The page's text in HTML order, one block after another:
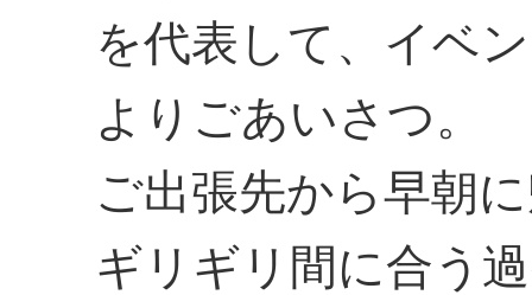
を代表して、イベ
よりごあいさつ。
ご出張先から早朝
ギリギリ間に合う